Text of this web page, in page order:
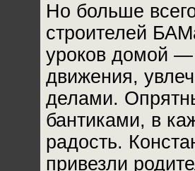
Но больше
строителей
уроков домой —
движения,
делами.
бантиками, в
радость.
привезли